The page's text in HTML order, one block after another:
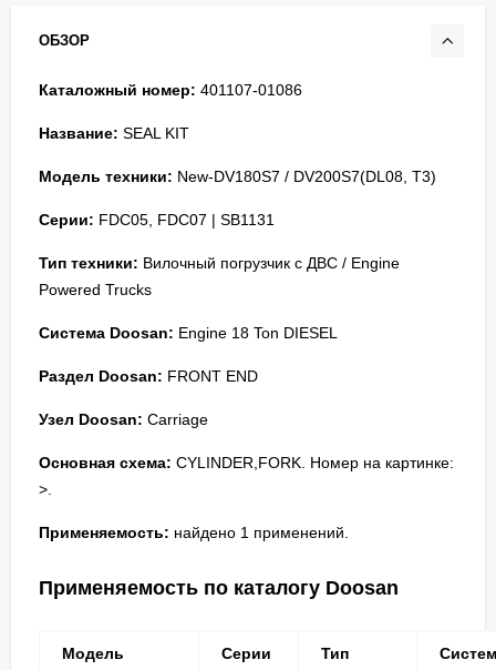
ОБЗОР
Каталожный номер: 401107-01086
Название: SEAL KIT
Модель техники: New-DV180S7 / DV200S7(DL08, T3)
Серии: FDC05, FDC07 | SB1131
Тип техники: Вилочный погрузчик с ДВС / Engine
Powered Trucks
Система Doosan: Engine 18 Ton DIESEL
Раздел Doosan: FRONT END
Узел Doosan: Carriage
Основная схема: CYLINDER,FORK. Номер на картинке:
>.
Применяемость: найдено 1 применений.
Применяемость по каталогу Doosan
Модель Серии Тип